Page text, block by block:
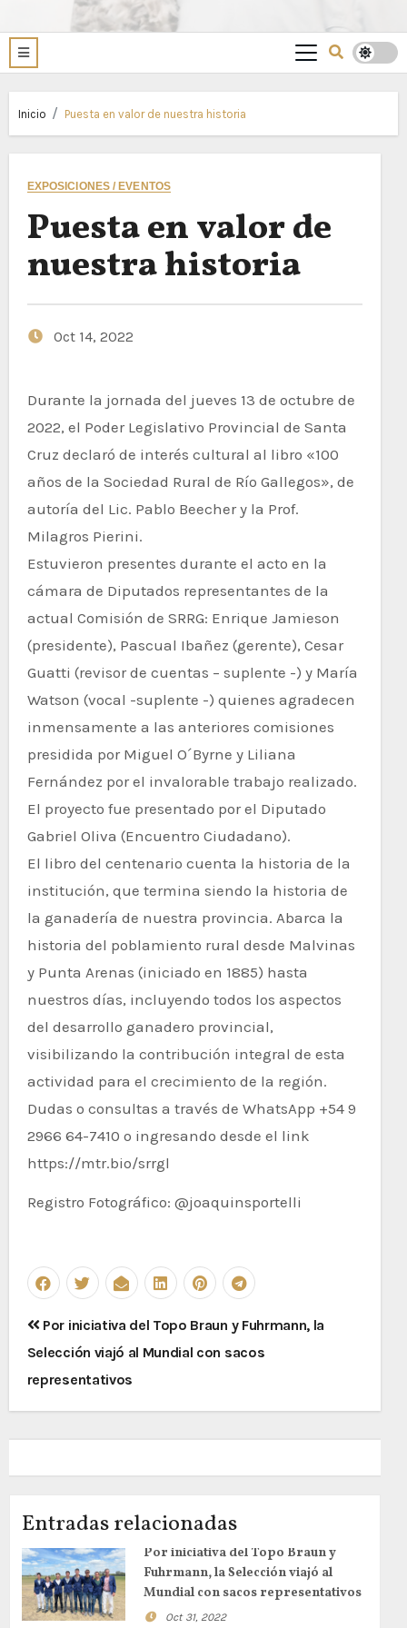
Inicio Puesta en valor de nuestra historia
EXPOSICIONES / EVENTOS
Puesta en valor de
nuestra historia
Oct 14, 2022
Durante la jornada del jueves 13 de octubre de
2022, el Poder Legislativo Provincial de Santa
Cruz declaró de interés cultural al libro «100
años de la Sociedad Rural de Río Gallegos», de
autoría del Lic. Pablo Beecher y la Prof.
Milagros Pierini.
Estuvieron presentes durante el acto en la
cámara de Diputados representantes de la
actual Comisión de SRRG: Enrique Jamieson
(presidente), Pascual Ibañez (gerente), Cesar
Guatti (revisor de cuentas – suplente -) y María
Watson (vocal -suplente -) quienes agradecen
inmensamente a las anteriores comisiones
presidida por Miguel O´Byrne y Liliana
Fernández por el invalorable trabajo realizado.
El proyecto fue presentado por el Diputado
Gabriel Oliva (Encuentro Ciudadano).
El libro del centenario cuenta la historia de la
institución, que termina siendo la historia de
la ganadería de nuestra provincia. Abarca la
historia del poblamiento rural desde Malvinas
y Punta Arenas (iniciado en 1885) hasta
nuestros días, incluyendo todos los aspectos
del desarrollo ganadero provincial,
visibilizando la contribución integral de esta
actividad para el crecimiento de la región.
Dudas o consultas a través de WhatsApp +54 9
2966 64-7410 o ingresando desde el link
https://mtr.bio/srrgl
Registro Fotográfico: @joaquinsportelli
Navegación
de
entradas
Por iniciativa del Topo Braun y Fuhrmann, la
Selección viajó al Mundial con sacos
representativos
Entradas relacionadas
Por iniciativa del Topo Braun y
Fuhrmann, la Selección viajó al
Mundial con sacos representativos
Oct 31, 2022